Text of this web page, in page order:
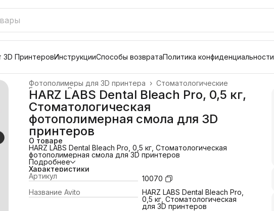
3D ПринтеровИнструкцииСпособы возвратаПолитика конфиденциальности
Стоматологические
Фотополимеры для 3D принтера ›
Расходные материалы
Главная
HARZ LABS Dental Bleach Pro, 0,5 кг,
Стоматологическая
фотополимерная смола для 3D
принтеров
О товаре
HARZ LABS Dental Bleach Pro, 0,5 кг, Стоматологическая
фотополимерная смола для 3D принтеров
Подробнее
Характеристики
Артикул
10070
Название Avito
HARZ LABS Dental Bleach Pro,
0,5 кг, Стоматологическая
для 3D принтеров